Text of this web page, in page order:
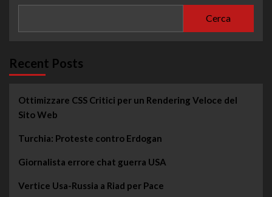
Cerca
Recent Posts
Ottimizzare CSS Critici per un Rendering Veloce del
Sito Web
Turchia: Proteste contro Erdogan
Giornalista errore chat guerra USA
Vertice Usa-Russia a Riad per Pace